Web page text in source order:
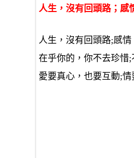
人生，沒有回頭路；感
人生，沒有回頭路;感情
在乎你的，你不去珍惜
愛要真心，也要互動;